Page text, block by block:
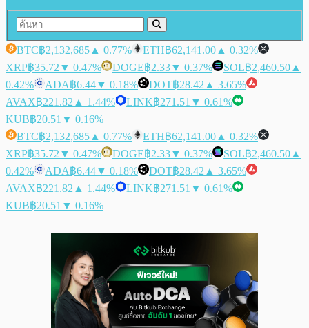
BTC฿2,132,685 ▲ 0.77% ETH฿62,141.00 ▲ 0.32%
XRP฿35.72 ▼ 0.47% DOGE฿2.33▼ 0.37% SOL฿2,460.50 ▲
0.42%
ADA฿6.44▼ 0.18% DOT฿28.42 ▲ 3.65%
AVAX฿221.82 ▲ 1.44% LINK฿271.51 ▼ 0.61%
KUB฿20.51 ▼ 0.16%
BTC฿2,132,685 ▲ 0.77% ETH฿62,141.00 ▲ 0.32%
XRP฿35.72 ▼ 0.47% DOGE฿2.33▼ 0.37% SOL฿2,460.50 ▲
0.42%
ADA฿6.44▼ 0.18% DOT฿28.42 ▲ 3.65%
AVAX฿221.82 ▲ 1.44% LINK฿271.51 ▼ 0.61%
KUB฿20.51 ▼ 0.16%